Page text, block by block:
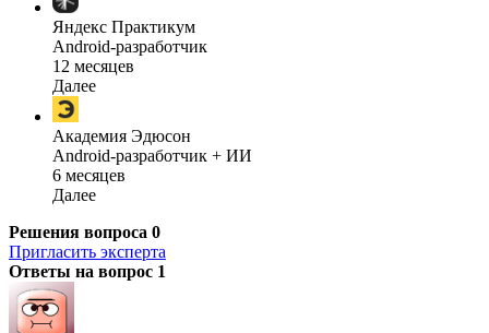
Яндекс Практикум
Android-разработчик
12 месяцев
Далее
Академия Эдюсон
Android-разработчик + ИИ
6 месяцев
Далее
Решения вопроса 0
Пригласить эксперта
Ответы на вопрос 1